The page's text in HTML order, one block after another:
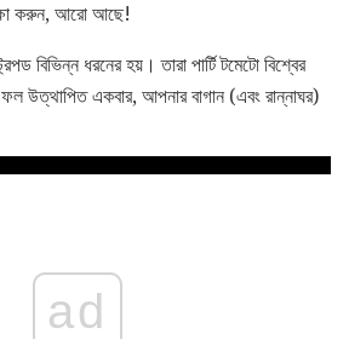
করুন, আরো আছে!
বিভিন্ন ধরনের হয়। তারা পার্টি টমেটো বিশ্বের
উত্থাপিত একবার, আপনার বাগান (এবং রান্নাঘর)
ad